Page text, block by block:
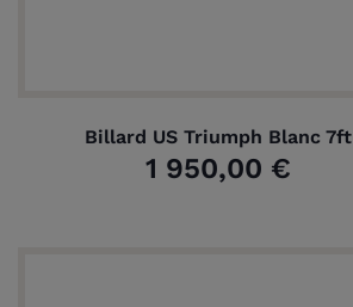
Billard US Triumph Blanc 7ft
1 950,00 €